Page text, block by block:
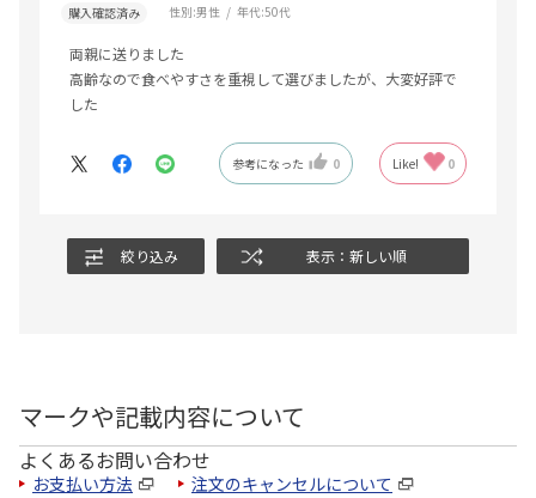
購入確認済み 性別:男性 年代:50代
両親に送りました
高齢なので食べやすさを重視して選びましたが、大変好評で
した
参考になった 0 Like! 0
絞り込み 表示：新しい順
マークや記載内容について
よくあるお問い合わせ
お支払い方法 注文のキャンセルについて